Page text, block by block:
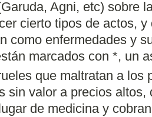
Agni, etc) sobre
cierto tipos de actos, y
como enfermedades y
marcados con *, un
que maltratan a los
sin valor a precios altos,
de medicina y